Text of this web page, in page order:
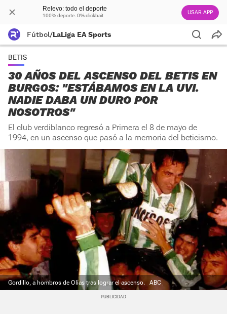
Relevo: todo el deporte
100% deporte. 0% clickbait USAR APP
Fútbol/LaLiga EA Sports
BETIS
30 AÑOS DEL ASCENSO DEL BETIS EN
BURGOS: "ESTÁBAMOS EN LA UVI.
NADIE DABA UN DURO POR
NOSOTROS"
El club verdiblanco regresó a Primera el 8 de mayo de
1994, en un ascenso que pasó a la memoria del beticismo.
Gordillo, a hombros de Olías tras lograr el ascenso. ABC